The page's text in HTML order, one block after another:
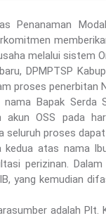
Penanaman
melalui sistem
DPMPTSP
proses penerbitan
Bapak Serda
akun OSS pada
seluruh proses
kedua atas nama
perizinan.
yang kemudian
adalah Plt.